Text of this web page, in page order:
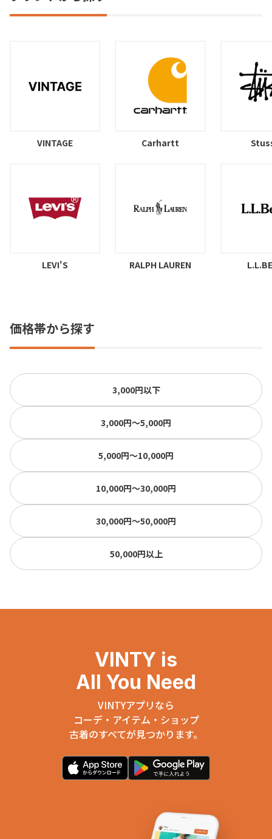
VINTAGE Carhartt
LEVI'S RALPH LAUREN
価格帯から探す
3,000円以下
3,000円〜5,000円
5,000円〜10,000円
10,000円〜30,000円
30,000円〜50,000円
50,000円以上
VINTY is
All You Need
VINTYアプリなら
コーデ・アイテム・ショップ
古着のすべてが見つかります。